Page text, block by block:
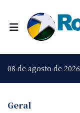
08 de agosto de 2026
Geral